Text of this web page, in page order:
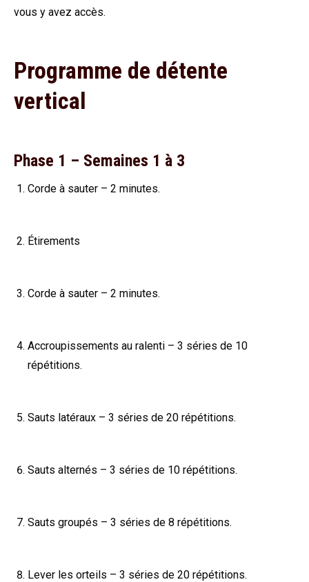
vous y avez accès.
Programme de détente
vertical
Phase 1 – Semaines 1 à 3
Corde à sauter – 2 minutes.
Étirements
Corde à sauter – 2 minutes.
Accroupissements au ralenti – 3 séries de 10
répétitions.
Sauts latéraux – 3 séries de 20 répétitions.
Sauts alternés – 3 séries de 10 répétitions.
Sauts groupés – 3 séries de 8 répétitions.
Lever les orteils – 3 séries de 20 répétitions.